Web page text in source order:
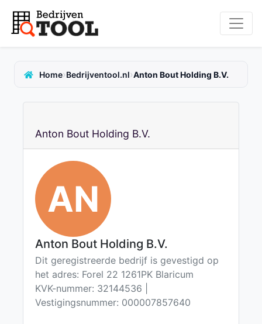
Home›Bedrijventool.nl›Anton Bout Holding B.V.
Anton Bout Holding B.V.
AN
Anton Bout Holding B.V.
Dit geregistreerde bedrijf is gevestigd op
het adres: Forel 22 1261PK Blaricum
KVK-nummer: 32144536 |
Vestigingsnummer: 000007857640